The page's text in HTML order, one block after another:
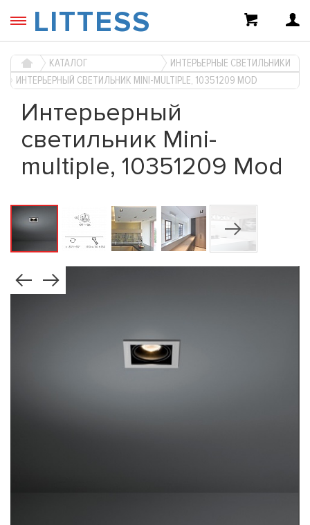
LITTESS
КАТАЛОГ
ИНТЕРЬЕРНЫЕ СВЕТИЛЬНИКИ
ИНТЕРЬЕРНЫЙ СВЕТИЛЬНИК MINI-MULTIPLE, 10351209 MOD
Интерьерный
светильник Mini-
multiple, 10351209 Mod